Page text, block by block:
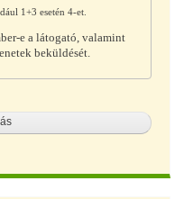
1+3 esetén 4-et.
e a látogató, valamint
beküldését.